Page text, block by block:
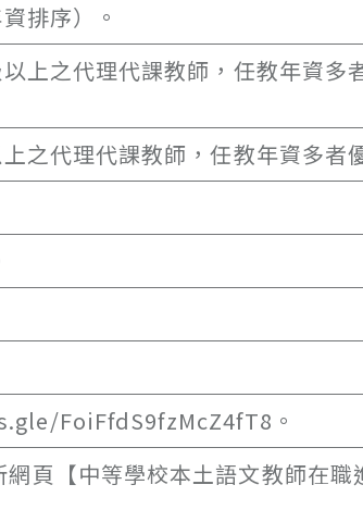
排序）。
上之代理代課教師，任教年資多
之代理代課教師，任教年資多者
FoiFfdS9fzMcZ4fT8。
頁【中等學校本土語文教師在職